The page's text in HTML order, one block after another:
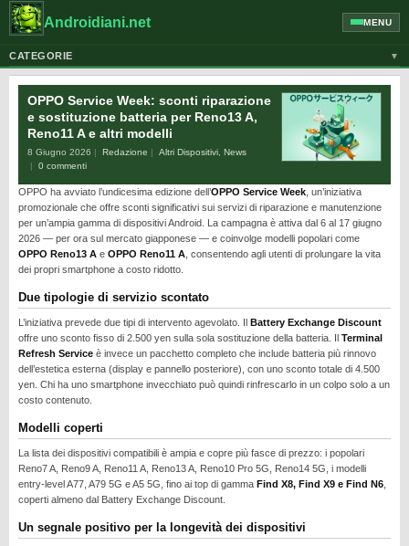
Androidiani.net MENU
CATEGORIE ▼
CELLULARI
GOOGLE
GUIDE
HONOR
HUAWEI
MOTOROLA
NEWS
ONEPLUS
PIXEL
POCO
PRIVACY
RUMORS
SAMSUNG
SICUREZZA
SOFTWARE
OPPO Service Week: sconti riparazione
e sostituzione batteria per Reno13 A,
Reno11 A e altri modelli
8 Giugno 2026 Redazione Altri Dispositivi News
0 commenti
OPPO ha avviato l’undicesima edizione dell’OPPO Service Week , un’iniziativa
promozionale che offre sconti significativi sui servizi di riparazione e manutenzione
per un’ampia gamma di dispositivi Android. La campagna è attiva dal 6 al 17 giugno
2026 — per ora sul mercato giapponese — e coinvolge modelli popolari come
OPPO Reno13 A e OPPO Reno11 A , consentendo agli utenti di prolungare la vita
dei propri smartphone a costo ridotto.
Due tipologie di servizio scontato
L’iniziativa prevede due tipi di intervento agevolato. Il Battery Exchange Discount
offre uno sconto fisso di 2.500 yen sulla sola sostituzione della batteria. Il Terminal
Refresh Service è invece un pacchetto completo che include batteria più rinnovo
dell’estetica esterna (display e pannello posteriore), con uno sconto totale di 4.500
yen. Chi ha uno smartphone invecchiato può quindi rinfrescarlo in un colpo solo a un
costo contenuto.
Modelli coperti
La lista dei dispositivi compatibili è ampia e copre più fasce di prezzo: i popolari
Reno7 A, Reno9 A, Reno11 A, Reno13 A, Reno10 Pro 5G, Reno14 5G, i modelli
entry-level A77, A79 5G e A5 5G, fino ai top di gamma Find X8, Find X9 e Find N6
coperti almeno dal Battery Exchange Discount.
Un segnale positivo per la longevità dei dispositivi